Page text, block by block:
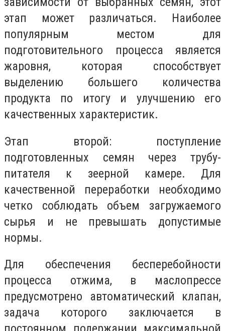
этап может различаться. Наиболее
популярным местом для
подготовительного процесса является
жаровня, которая способствует
выделению большего количества
продукта по итогу и улучшению его
качественных характеристик.
Этап второй: поступление
подготовленных семян через трубу-
питателя к зеерной камере. Для
качественной переработки необходимо
четко соблюдать объем загружаемого
сырья и не превышать допустимые
нормы.
Для обеспечения бесперебойности
процесса отжима, в маслопрессе
предусмотрено автоматический клапан,
задача которого заключается в